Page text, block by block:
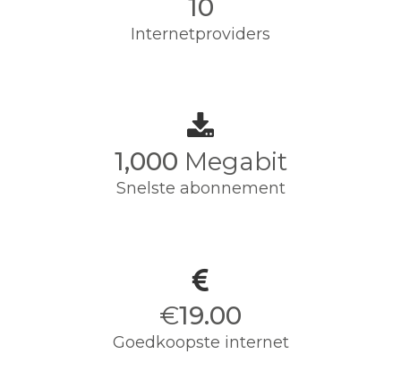
10
Internetproviders
1,000 Megabit
Snelste abonnement
€19.00
Goedkoopste internet